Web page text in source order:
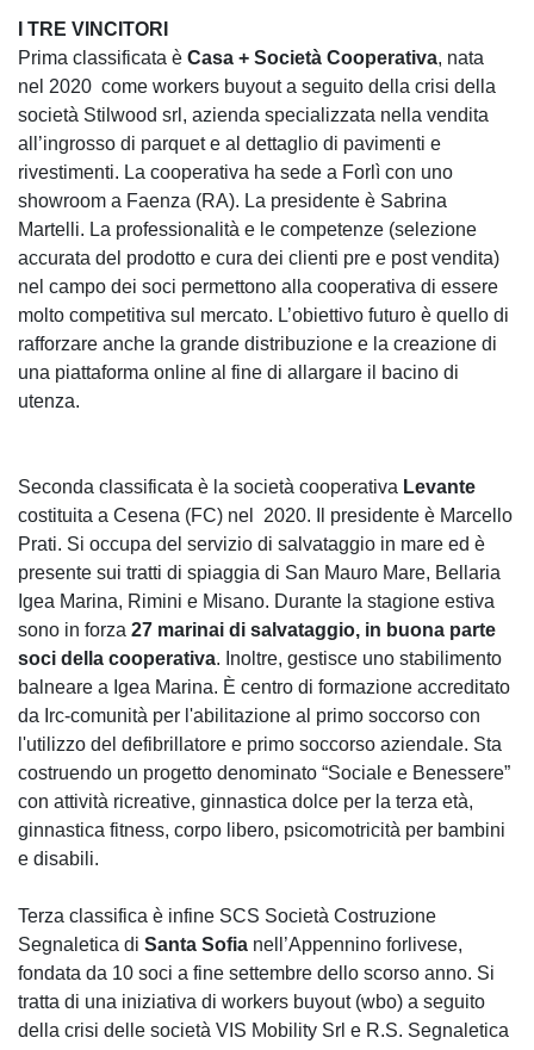
I TRE VINCITORI
Prima classificata è Casa + Società Cooperativa, nata
nel 2020 come workers buyout a seguito della crisi della
società Stilwood srl, azienda specializzata nella vendita
all’ingrosso di parquet e al dettaglio di pavimenti e
rivestimenti. La cooperativa ha sede a Forlì con uno
showroom a Faenza (RA). La presidente è Sabrina
Martelli. La professionalità e le competenze (selezione
accurata del prodotto e cura dei clienti pre e post vendita)
nel campo dei soci permettono alla cooperativa di essere
molto competitiva sul mercato. L’obiettivo futuro è quello di
rafforzare anche la grande distribuzione e la creazione di
una piattaforma online al fine di allargare il bacino di
utenza.
Seconda classificata è la società cooperativa Levante
costituita a Cesena (FC) nel 2020. Il presidente è Marcello
Prati. Si occupa del servizio di salvataggio in mare ed è
presente sui tratti di spiaggia di San Mauro Mare, Bellaria
Igea Marina, Rimini e Misano. Durante la stagione estiva
sono in forza 27 marinai di salvataggio, in buona parte
soci della cooperativa. Inoltre, gestisce uno stabilimento
balneare a Igea Marina. È centro di formazione accreditato
da Irc-comunità per l'abilitazione al primo soccorso con
l'utilizzo del defibrillatore e primo soccorso aziendale. Sta
costruendo un progetto denominato “Sociale e Benessere”
con attività ricreative, ginnastica dolce per la terza età,
ginnastica fitness, corpo libero, psicomotricità per bambini
e disabili.
Terza classifica è infine SCS Società Costruzione
Segnaletica di Santa Sofia nell’Appennino forlivese,
fondata da 10 soci a fine settembre dello scorso anno. Si
tratta di una iniziativa di workers buyout (wbo) a seguito
della crisi delle società VIS Mobility Srl e R.S. Segnaletica